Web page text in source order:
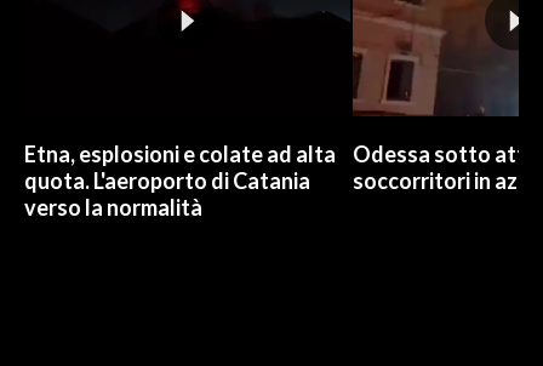
Etna, esplosioni e colate ad alta
quota. L'aeroporto di Catania
verso la normalità
Odessa sotto
soccorritori in